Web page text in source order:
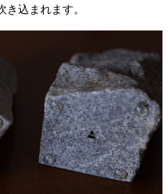
込まれます。